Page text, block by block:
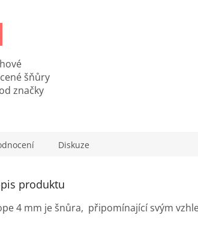
šňůry
značky
Diskuze
produktu
4 mm je šnůra, připomínající svým